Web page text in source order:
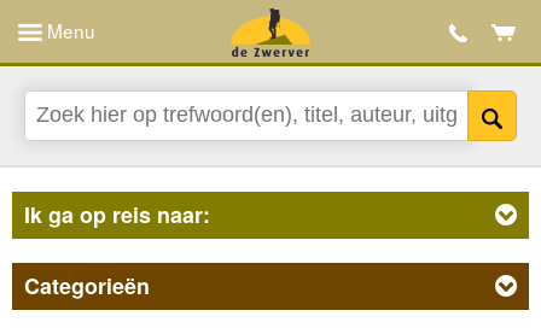
Menu
Ik ga op reis naar:
Categorieën